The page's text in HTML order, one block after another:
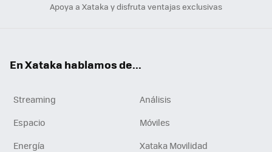
Apoya a Xataka y disfruta ventajas exclusivas
En Xataka hablamos de...
Streaming
Análisis
Espacio
Móviles
Energía
Xataka Movilidad